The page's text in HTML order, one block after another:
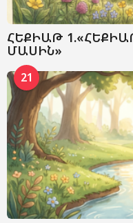
ՀԵՔԻԱԹ
ՄԱՍԻՆ»
21